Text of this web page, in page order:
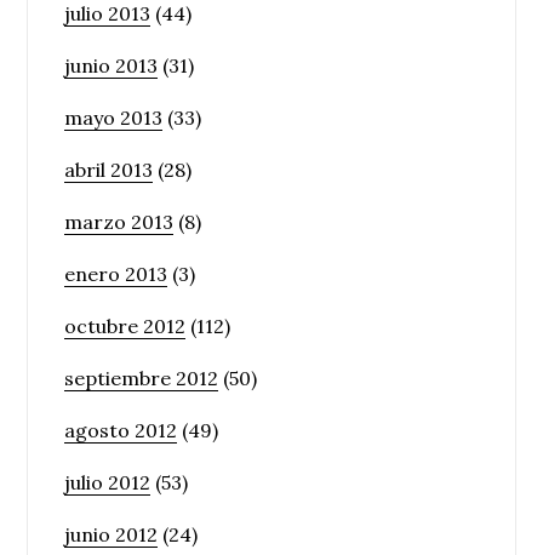
julio 2013 (44)
junio 2013 (31)
mayo 2013 (33)
abril 2013 (28)
marzo 2013 (8)
enero 2013 (3)
octubre 2012 (112)
septiembre 2012 (50)
agosto 2012 (49)
julio 2012 (53)
junio 2012 (24)